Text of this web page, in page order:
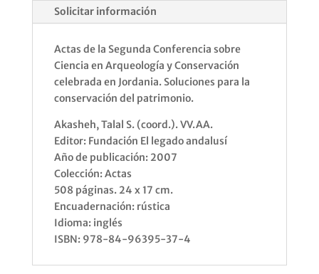
Solicitar información
Actas de la Segunda Conferencia sobre
Ciencia en Arqueología y Conservación
celebrada en Jordania. Soluciones para la
conservación del patrimonio.
Akasheh, Talal S. (coord.). VV.AA.
Editor: Fundación El legado andalusí
Año de publicación: 2007
Colección: Actas
508 páginas. 24 x 17 cm.
Encuadernación: rústica
Idioma: inglés
ISBN: 978-84-96395-37-4